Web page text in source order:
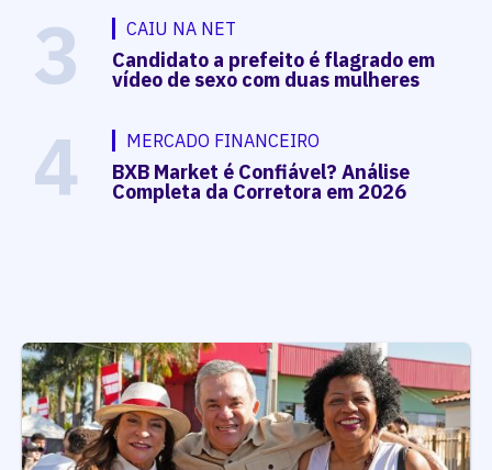
3 CAIU NA NET
Candidato a prefeito é flagrado em
vídeo de sexo com duas mulheres
4 MERCADO FINANCEIRO
BXB Market é Confiável? Análise
Completa da Corretora em 2026